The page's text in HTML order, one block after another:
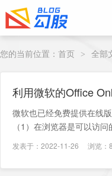
您的当前位置： 首页 > 全部
利用微软的Office
微软也已经免费提供在线
（1）在浏览器是可以访
发表于：2022-11-26 浏览：